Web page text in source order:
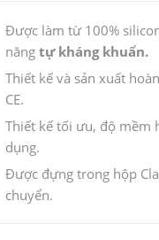
Được làm từ 100%
năng tự kháng khuẩn.
Thiết kế và sản xuất
CE.
Thiết kế tối ưu, độ mềm
dụng.
Được đựng trong hộp
chuyển.